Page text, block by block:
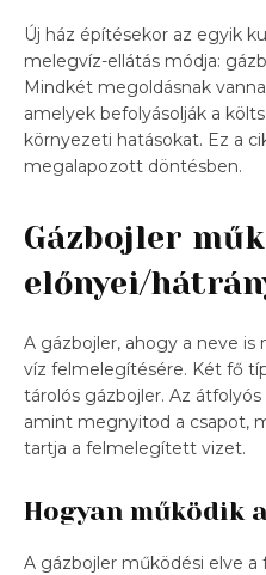
Új ház építésekor az egyik
melegvíz-ellátás módja:
Mindkét megoldásnak
amelyek befolyásolják a
környezeti hatásokat. Ez a
megalapozott döntésben.
Gázbojler
előnyei/
A gázbojler, ahogy a neve is
víz felmelegítésére. Két fő
tárolós gázbojler. Az
amint megnyitod a csapot,
tartja a felmelegített vizet.
Hogyan működik
A gázbojler működési elve